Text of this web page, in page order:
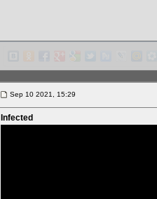
Sep 10 2021, 15:29
Infected